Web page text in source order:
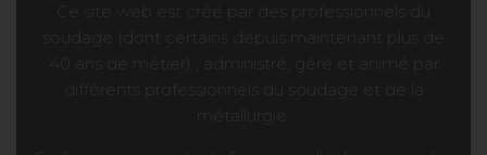
Ce site web est créé par des professionnels du
soudage (dont certains depuis maintenant plus de
40 ans de métier) , administré, géré et animé par
différents professionnels du soudage et de la
métallurgie.